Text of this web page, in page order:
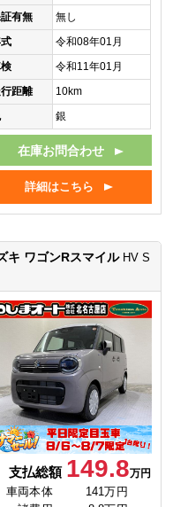
有無
無し
令和08年01月
令和11年01月
距離
10km
銀
在庫お問合わせ
詳細はこちら
キ ワゴンRスマイル HV S
支払総額 149.8万円
車両本体
141万円